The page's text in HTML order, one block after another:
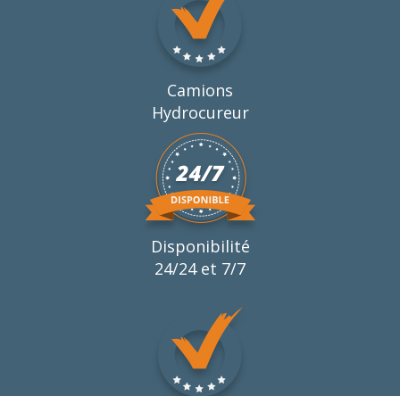
Camions
Hydrocureur
Disponibilité
24/24 et 7/7